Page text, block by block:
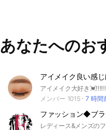
あなたへのお
メンバー 1015
7 時間